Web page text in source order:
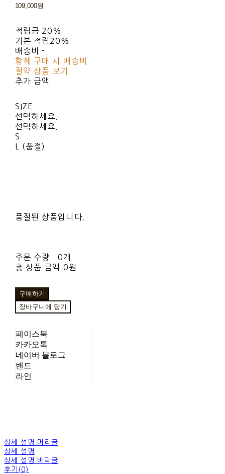
109,000원
적립금 20%
기본 적립 20%
배송비-
함께 구매 시 배송비
절약 상품 보기
추가 금액
SIZE
선택하세요.
선택하세요.
S
L (품절)
품절된 상품입니다.
주문 수량
0개
총 상품 금액 0원
구매하기
장바구니에 담기
페이스북
카카오톡
네이버 블로그
밴드
라인
상세 설명 머리글
상세 설명
상세 설명 바닥글
후기(0)